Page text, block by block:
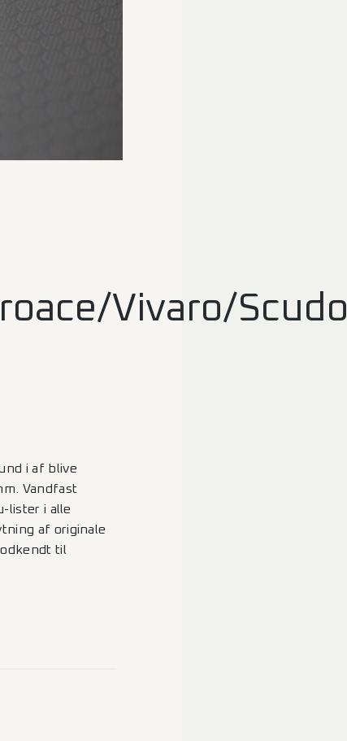
Vivaro/Scudo
i af blive
Vandfast
lister i alle
af originale
til